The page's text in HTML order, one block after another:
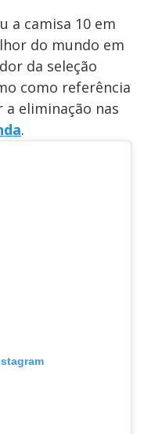
a camisa 10 em
do mundo em
da seleção
como referência
eliminação nas
.